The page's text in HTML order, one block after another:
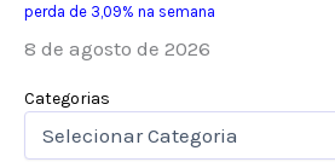
perda de 3,09% na semana
8 de agosto de 2026
Categorias